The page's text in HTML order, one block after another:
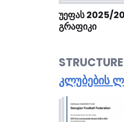
ᲣᲔᲤᲐᲡ 2025/
ᲒᲠᲐᲤᲘᲙᲘ
STRUCTURE
ᲙᲚᲣᲑᲔᲑᲘᲡ